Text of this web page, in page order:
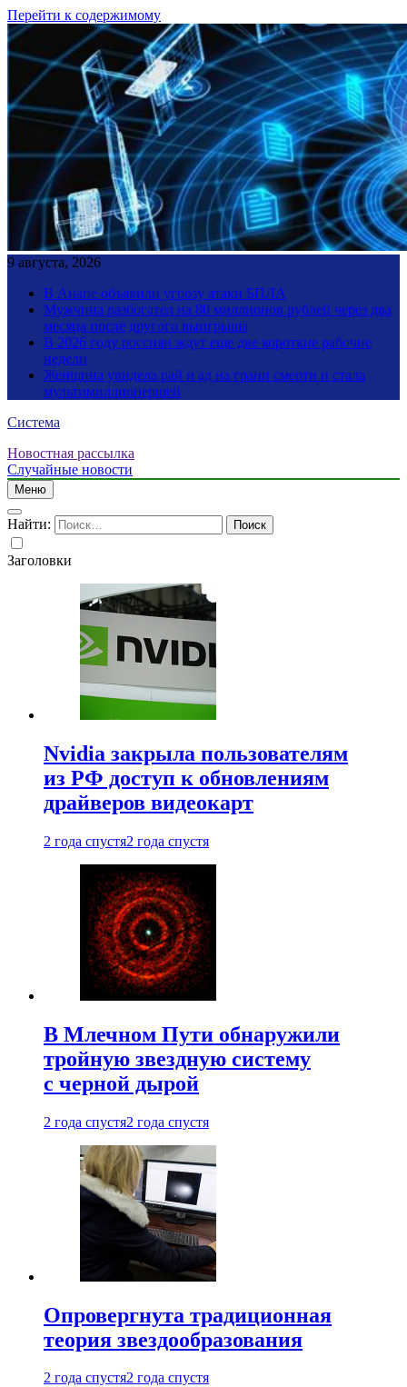
Перейти к содержимому
9 августа, 2026
В Анапе объявили угрозу атаки БПЛА
Мужчина разбогател на 80 миллионов рублей через два
месяца после другого выигрыша
В 2026 году россиян ждут еще две короткие рабочие
недели
Женщина увидела рай и ад на грани смерти и стала
мультимиллионершей
Система
Новостная рассылка
Случайные новости
Меню
Найти:
Заголовки
Nvidia закрыла пользователям
из РФ доступ к обновлениям
драйверов видеокарт
2 года спустя2 года спустя
В Млечном Пути обнаружили
тройную звездную систему
с черной дырой
2 года спустя2 года спустя
Опровергнута традиционная
теория звездообразования
2 года спустя2 года спустя